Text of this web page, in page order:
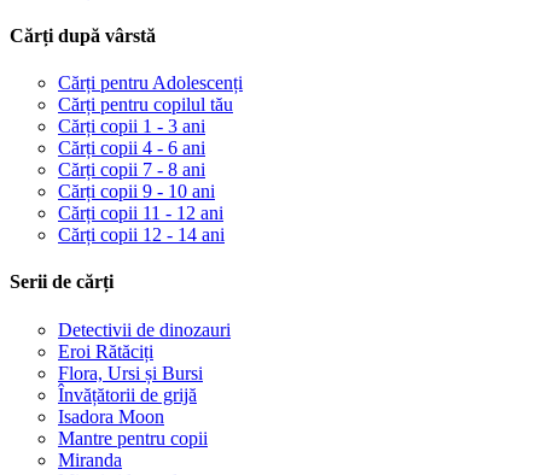
Cărți după vârstă
Cărți pentru Adolescenți
Cărți pentru copilul tău
Cărți copii 1 - 3 ani
Cărți copii 4 - 6 ani
Cărți copii 7 - 8 ani
Cărți copii 9 - 10 ani
Cărți copii 11 - 12 ani
Cărți copii 12 - 14 ani
Serii de cărți
Detectivii de dinozauri
Eroi Rătăciți
Flora, Ursi și Bursi
Învățătorii de grijă
Isadora Moon
Mantre pentru copii
Miranda